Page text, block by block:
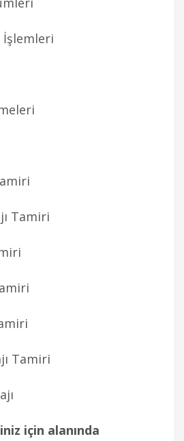
Tamiri
Tamiri
için alanında